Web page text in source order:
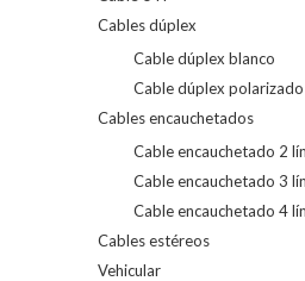
Cables dúplex
Cable dúplex blanco
Cable dúplex polarizado
Cables encauchetados
Cable encauchetado 2
Cable encauchetado 3
Cable encauchetado 4
Cables estéreos
Vehicular